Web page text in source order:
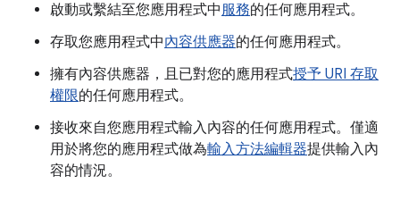
啟動或繫結至您應用程式中服務的任何應用程式。
存取您應用程式中內容供應器的任何應用程式。
擁有內容供應器，且已對您的應用程式授予 URI 存取
權限的任何應用程式。
接收來自您應用程式輸入內容的任何應用程式。僅適
用於將您的應用程式做為輸入方法編輯器提供輸入內
容的情況。